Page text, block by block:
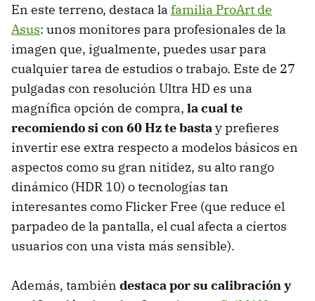
En este terreno, destaca la familia ProArt de
Asus: unos monitores para profesionales de la
imagen que, igualmente, puedes usar para
cualquier tarea de estudios o trabajo. Este de 27
pulgadas con resolución Ultra HD es una
magnífica opción de compra, la cual te
recomiendo si con 60 Hz te bastay prefieres
invertir ese extra respecto a modelos básicos en
aspectos como su gran nitidez, su alto rango
dinámico (HDR 10) o tecnologías tan
interesantes como Flicker Free (que reduce el
parpadeo de la pantalla, el cual afecta a ciertos
usuarios con una vista más sensible).
Además, también destaca por su calibración y